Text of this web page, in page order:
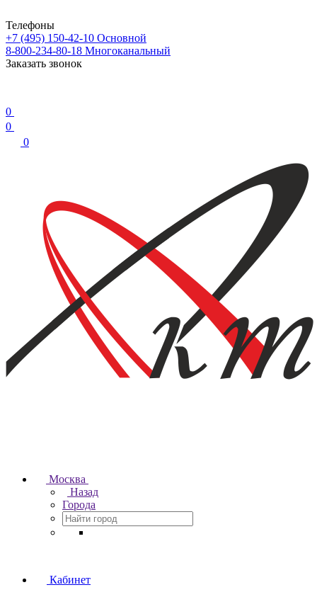
Телефоны
+7 (495) 150-42-10 Основной
8-800-234-80-18 Многоканальный
Заказать звонок
0
0
0
Москва
Назад
Города
Кабинет